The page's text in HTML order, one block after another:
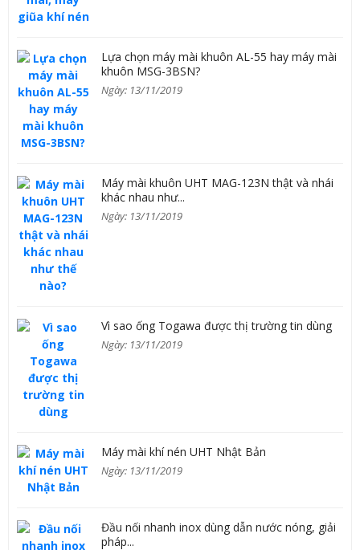
Lựa chọn máy mài khuôn AL-55 hay máy mài
khuôn MSG-3BSN?
Ngày: 13/11/2019
Máy mài khuôn UHT MAG-123N thật và nhái
khác nhau như...
Ngày: 13/11/2019
Vì sao ống Togawa được thị trường tin dùng
Ngày: 13/11/2019
Máy mài khí nén UHT Nhật Bản
Ngày: 13/11/2019
Đầu nối nhanh inox dùng dẫn nước nóng, giải
pháp...